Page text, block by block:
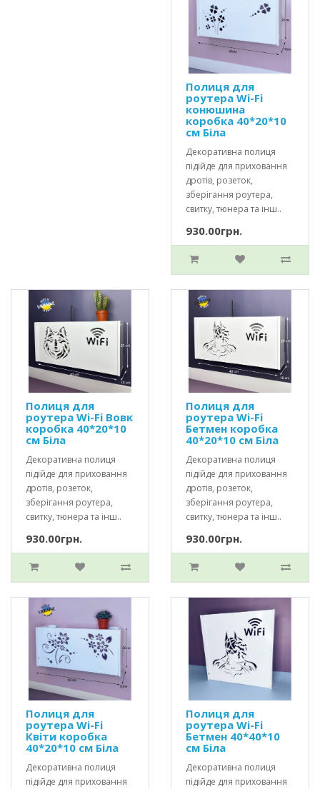
Полиця для
роутера Wi-Fi
конюшина
коробка 40*20*10
см Біла
Декоративна полиця
підійде для приховання
дротів, розеток,
зберігання роутера,
свитку, тюнера та інш..
930.00грн.
Полиця для
роутера Wi-Fi Вовк
коробка 40*20*10
см Біла
Декоративна полиця
підійде для приховання
дротів, розеток,
зберігання роутера,
свитку, тюнера та інш..
930.00грн.
Полиця для
роутера Wi-Fi
Бетмен коробка
40*20*10 см Біла
Декоративна полиця
підійде для приховання
дротів, розеток,
зберігання роутера,
свитку, тюнера та інш..
930.00грн.
Полиця для
роутера Wi-Fi
Квіти коробка
40*20*10 см Біла
Декоративна полиця
підійде для приховання
Полиця для
роутера Wi-Fi
Бетмен 40*40*10
см Біла
Декоративна полиця
підійде для приховання